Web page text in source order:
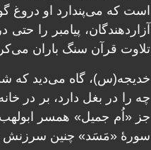
است که می‌پندارد او دروغ
آزاردهندگان، پیامبر را
تلاوت قرآن سنگ باران
خدیجه(س)، گاه می‌دید که
چه را در بغل دارد، بر در
جز «اُم جمیل» همسر ابولهب
سورۀ «مَسَد» چنین سرزنش